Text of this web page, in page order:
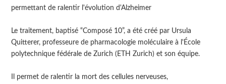
permettant de ralentir l'évolution d'Alzheimer
Le traitement, baptisé “Composé 10”, a été créé par Ursula
Quitterer, professeure de pharmacologie moléculaire à l'École
polytechnique fédérale de Zurich (ETH Zurich) et son équipe.
Il permet de ralentir la mort des cellules nerveuses,